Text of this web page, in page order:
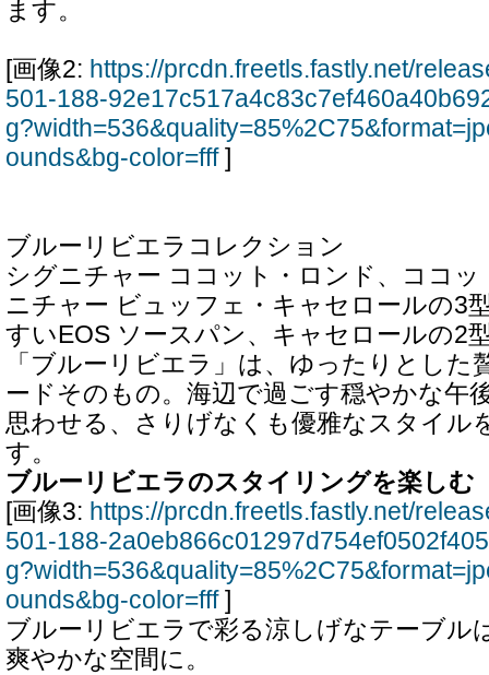
ます。
[画像2: https://prcdn.freetls.fastly.net/
501-188-
ounds&bg-color=fff]
ブルーリビエラコレクション
シグニチャー ココット・ロンド、ココ
ニチャー ビュッフェ・キャセロールの3
すいEOS ソースパン、キャセロールの2
「ブルーリビエラ」は、ゆったりとした
ードそのもの。海辺で過ごす穏やかな午
思わせる、さりげなくも優雅なスタイル
す。
ブルーリビエラのスタイリングを楽しむ
[画像3: https://prcdn.freetls.fastly.net/
501-188-
ounds&bg-color=fff]
ブルーリビエラで彩る涼しげなテーブル
爽やかな空間に。